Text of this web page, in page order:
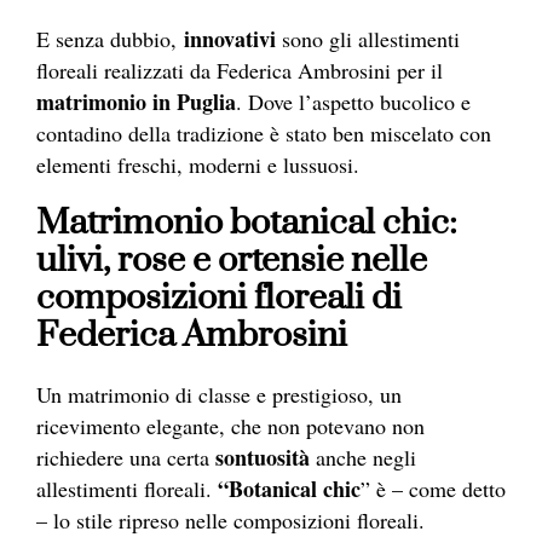
E senza dubbio, innovativi sono gli allestimenti
floreali realizzati da Federica Ambrosini per il
matrimonio in Puglia. Dove l’aspetto bucolico e
contadino della tradizione è stato ben miscelato con
elementi freschi, moderni e lussuosi.
Matrimonio botanical chic:
ulivi, rose e ortensie nelle
composizioni floreali di
Federica Ambrosini
Un matrimonio di classe e prestigioso, un
ricevimento elegante, che non potevano non
richiedere una certa sontuosità anche negli
allestimenti floreali. “Botanical chic” è – come detto
– lo stile ripreso nelle composizioni floreali.